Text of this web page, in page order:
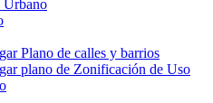
Urbano
Plano de calles y barrios
plano de Zonificación de Uso